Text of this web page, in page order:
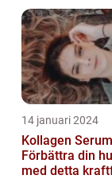
14 januari 2024
Kollagen
Förbättra din
med detta